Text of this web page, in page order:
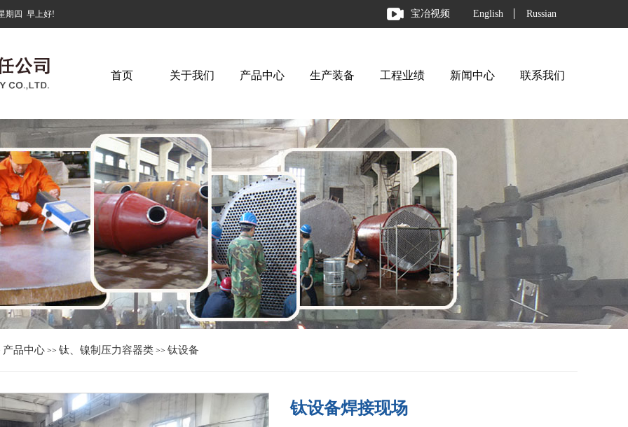
期四 早上好! 宝冶视频 English Russian
首页 关于我们 产品中心 生产装备 工程业绩 新闻中心 联系我们
产品中心 >> 钛、镍制压力容器类 >> 钛设备
钛设备焊接现场